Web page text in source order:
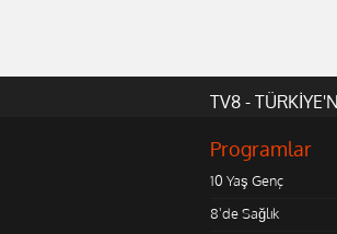
TV8 -
Programlar
10 Yaş Genç
8'de Sağlık